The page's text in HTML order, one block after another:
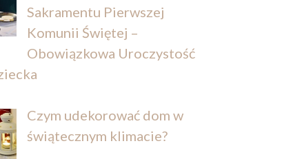
Sakramentu Pierwszej
Komunii Świętej –
Obowiązkowa Uroczystość
Czym udekorować dom w
świątecznym klimacie?